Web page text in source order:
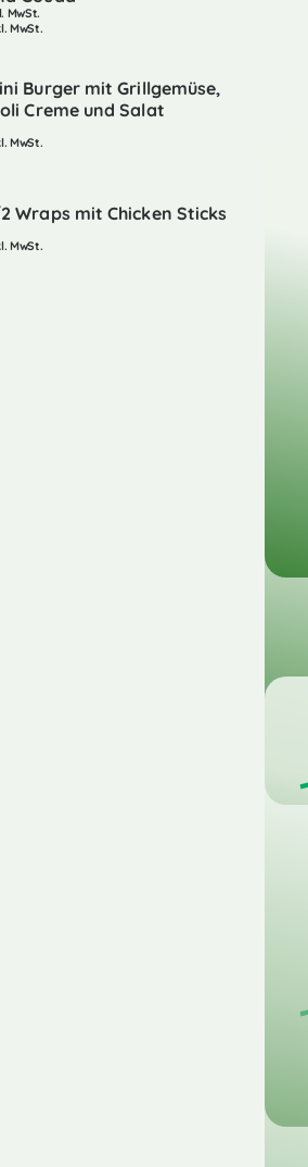
MwSt.
Burger mit Grillgemüse,
Creme und Salat
MwSt.
Wraps mit Chicken Sticks
MwSt.
MwSt.